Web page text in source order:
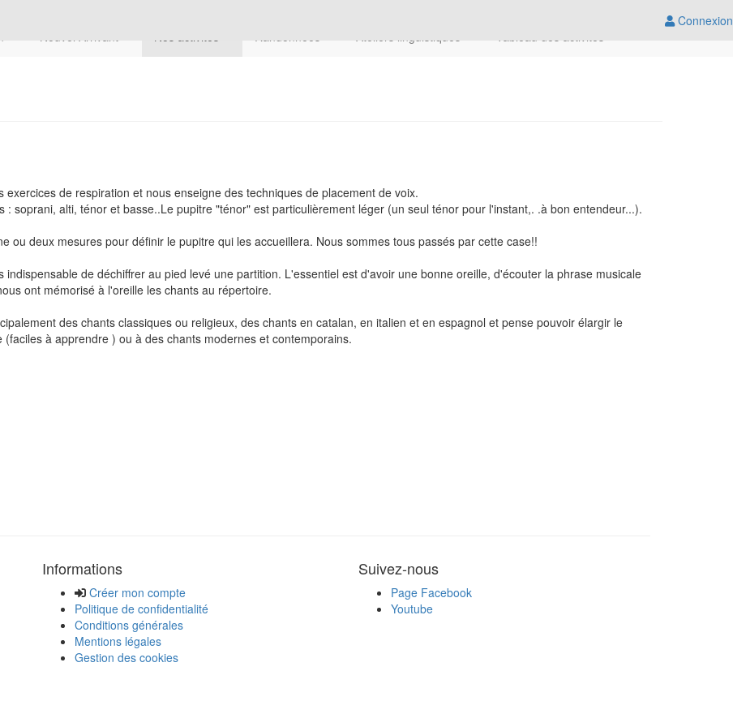
Connexion
Nouvel Arrivant Nos activités Randonnées Ateliers linguistiques Tableau des activités
de respiration et nous enseigne des techniques de placement de voix.
soprani, alti, ténor et basse..Le pupitre "ténor" est particulièrement léger (un seul ténor pour l'instant,. .à bon entendeur...).
ou deux mesures pour définir le pupitre qui les accueillera. Nous sommes tous passés par cette case!!
de déchiffrer au pied levé une partition. L'essentiel est d'avoir une bonne oreille, d'écouter la phrase musicale
ont mémorisé à l'oreille les chants au répertoire.
des chants classiques ou religieux, des chants en catalan, en italien eten espagnol et pense pouvoir élargir le
à apprendre ) ou à des chants modernes et contemporains.
Informations
Créer mon compte
Politique de confidentialité
Conditions générales
Mentions légales
Gestion des cookies
Suivez-nous
Page Facebook
Youtube